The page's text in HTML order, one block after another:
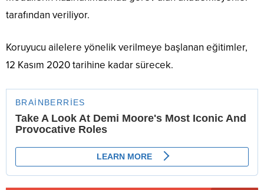
tarafından veriliyor.
Koruyucu ailelere yönelik verilmeye başlanan eğitimler,
12 Kasım 2020 tarihine kadar sürecek.